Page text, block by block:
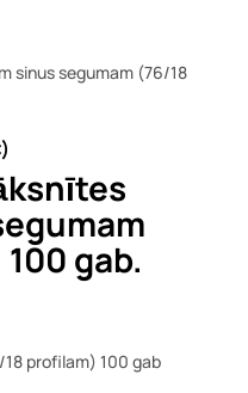
gab.